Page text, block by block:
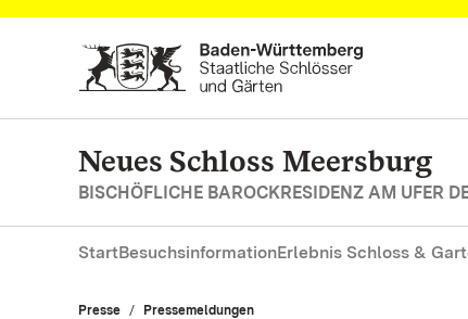
Zum Hauptinhalt springen
Neues Schloss Meersburg
BISCHÖFLICHE BAROCKRESIDENZ AM UFER
StartBesuchsinformationErlebnis Schloss &
Presse Pressemeldungen